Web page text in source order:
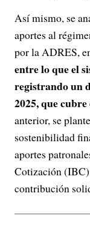
Así mismo, se
aportes al
por la ADRES,
entre lo que el
registrando un
2025, que
anterior, se
sostenibilidad
aportes
Cotización
contribución